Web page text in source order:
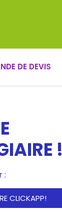
DE DEVIS
!
:
CLICKAPP!